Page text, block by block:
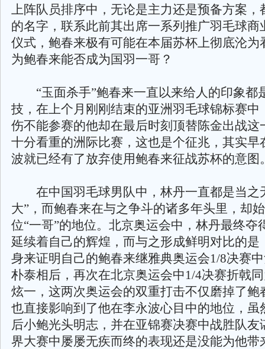
上阵队员排序中，无论是主力还是预备方案，
的名字，联系此前其出席一系列推广羽毛球商
仪式，鲍春来极有可能在本届苏杯上彻底沦为
为鲍春来能否成为国羽一哥？
“玉面杀手”鲍春来一直以来给人的印象都
技，在上个月刚刚结束的亚洲羽毛球锦标赛中
伤不能参赛的他却在最后时刻顶替陈金出战这
十分看重的洲际比赛，这也是个征兆，其实早
波就已经有了放弃使用鲍春来征战苏杯的意图
在中国羽毛球男队中，林丹一直都是当之
大”，而鲍春来在与之争斗的诸多年头里，却
位“一哥”的地位。北京奥运会中，林丹最终夺
延续着自己的辉煌，而与之形成鲜明对比的是
身来证明自己的鲍春来继雅典奥运会1/8决赛
朴泰相后，再次在北京奥运会中1/4决赛折戟
炫一，这两次奥运会的双重打击不仅磨掉了鲍
也直接影响到了他在李永波心目中的地位，虽
后小鲍光头明志，并在亚锦赛决赛中战胜队友
界大赛中屡屡无疾而终的表现还是没能为他带